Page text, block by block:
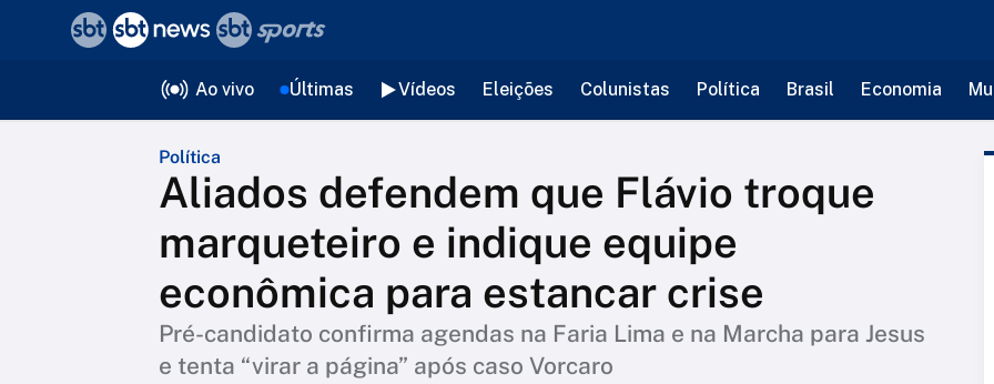
Ao vivo Últimas Vídeos Eleições Colunistas Política Brasil Economia
Política
Aliados defendem que Flávio troque
marqueteiro e indique equipe
econômica para estancar crise
Pré-candidato confirma agendas na Faria Lima e na Marcha para Jesus
e tenta “virar a página” após caso Vorcaro
voltar
Editorias